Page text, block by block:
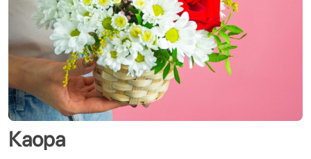
Каора